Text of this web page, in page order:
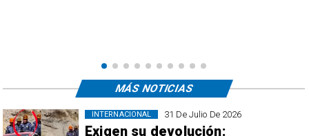
31 De Julio De 2026
Exigen su devolución:
INTERNACIONAL
MÁS NOTICIAS